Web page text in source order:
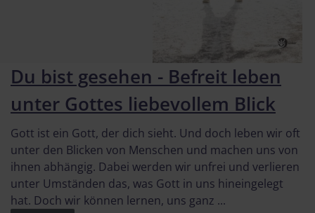
Du bist gesehen - Befreit leben
unter Gottes liebevollem Blick
Gott ist ein Gott, der dich sieht. Und doch leben wir oft
unter den Blicken von Menschen und machen uns von
ihnen abhängig. Dabei werden wir unfrei und verlieren
unter Umständen das, was Gott in uns hineingelegt
hat. Doch wir können lernen, uns ganz ...